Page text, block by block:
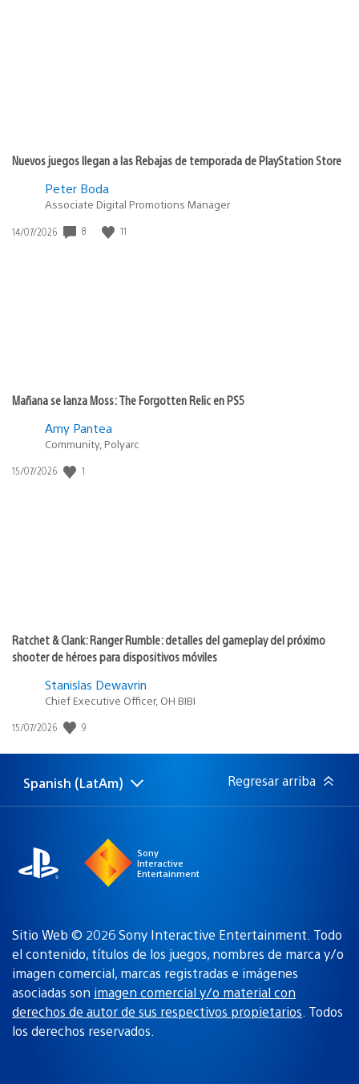
Nuevos juegos llegan a las Rebajas de temporada de PlayStation Store
Peter Boda
Associate Digital Promotions Manager
Fecha
14/07/2026 8 11
Mañana se lanza Moss: The Forgotten Relic en PS5
Amy Pantea
Community, Polyarc
Fecha
15/07/2026 1
Ratchet & Clank: Ranger Rumble: detalles del gameplay del próximo
shooter de héroes para dispositivos móviles
Stanislas Dewavrin
Chief Executive Officer, OH BIBI
Fecha
publicación:
15/07/2026 9
Elige
una
Región
actual:
Spanish (LatAm) Regresar arriba
Sony
Interactive
Entertainment
Sitio Web © 2026 Sony Interactive Entertainment. Todo
el contenido, títulos de los juegos, nombres de marca y/o
imagen comercial, marcas registradas e imágenes
asociadas son imagen comercial y/o material con
derechos de autor de sus respectivos propietarios. Todos
los derechos reservados.